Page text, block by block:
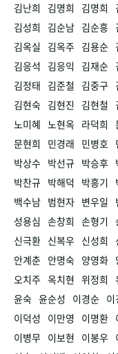
김난희
김명희 김명희
김성희
김순남 김순흥
김옥실
김옥주 김용순
김응석
김응익 김재순
김정태 김준철 김중구
김현숙 김현진 김현철
노미혜 노현옥 라덕희
문현희
민경래 민병호
박상수 박선규 박승후
박찬규 박해덕 박흥기
백수남 범현자 변우일
성용심 손창희 손형기
신극환 신복우 신성희
안계춘 안명숙 양영화
오치주 옥치현 위정희
윤숙 윤순성 이경순 이
이덕성
이만영 이명환
이병무 이보현 이봉우